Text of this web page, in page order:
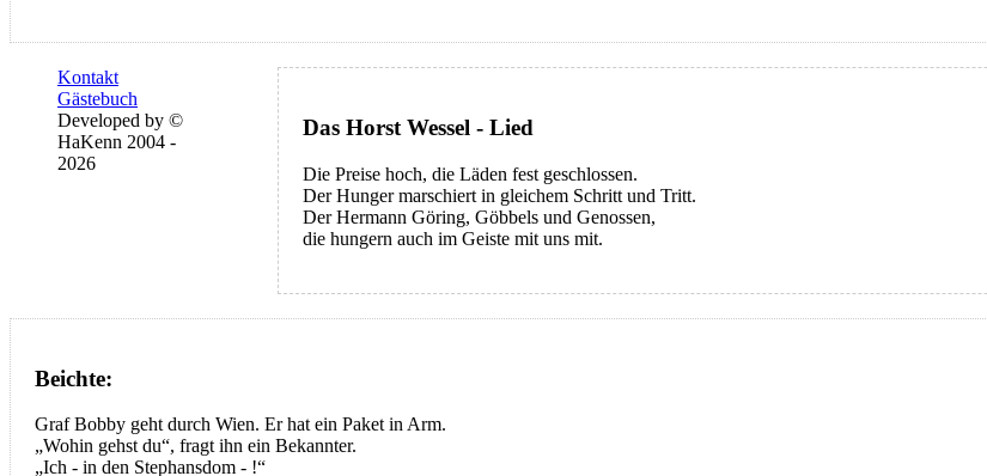
Das Horst Wessel - Lied
Die Preise hoch, die Läden fest geschlossen.
Der Hunger marschiert in gleichem Schritt und Tritt.
Der Hermann Göring, Göbbels und Genossen,
die hungern auch im Geiste mit uns mit.
Beichte:
Graf Bobby geht durch Wien. Er hat ein Paket in Arm.
Wohin gehst du , fragt ihn ein Bekannter.
Ich - in den Stephansdom - !
Kontakt
Gästebuch
Developed by ©
HaKenn 2004 -
2026